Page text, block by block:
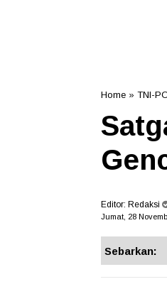
Home » TNI-
Editor: Redaksi
Jumat, 28
Sebarkan: